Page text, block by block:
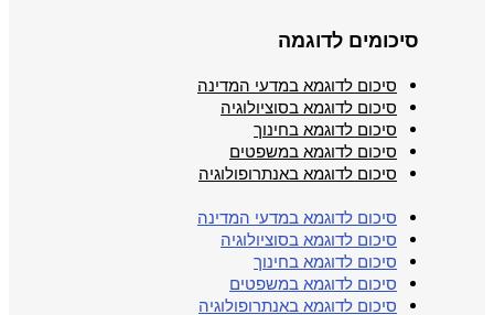
סיכומים לדוגמה
סיכום לדוגמא במדעי המדינה
סיכום לדוגמא בסוציולוגיה
סיכום לדוגמא בחינוך
סיכום לדוגמא במשפטים
סיכום לדוגמא באנתרופולוגיה
סיכום לדוגמא במדעי המדינה
סיכום לדוגמא בסוציולוגיה
סיכום לדוגמא בחינוך
סיכום לדוגמא במשפטים
סיכום לדוגמא באנתרופולוגיה